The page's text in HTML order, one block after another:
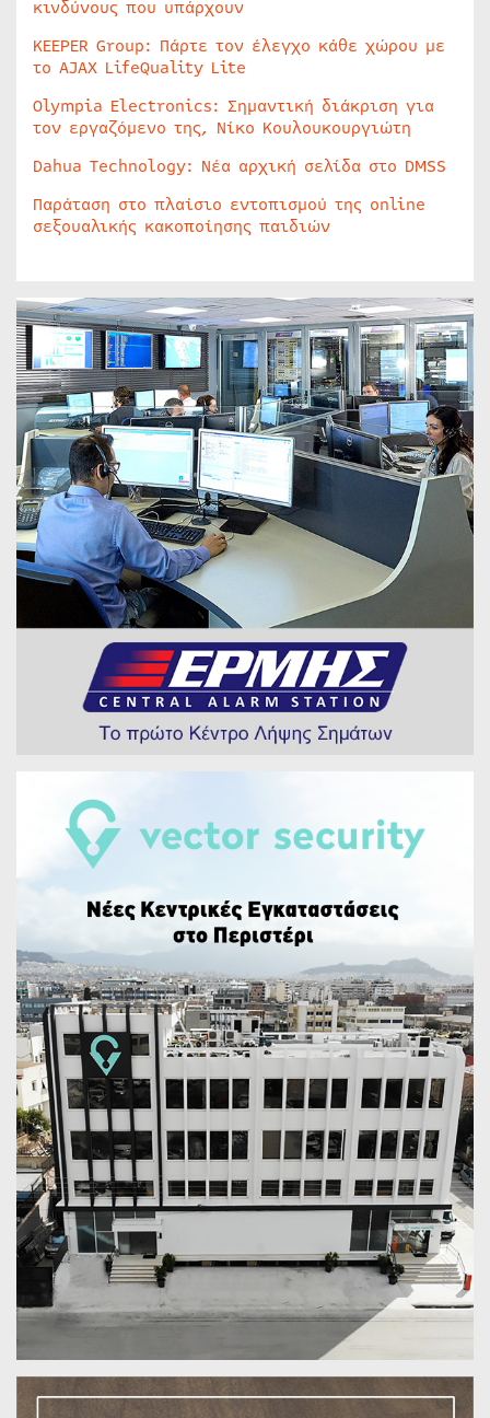
κινδύνους που υπάρχουν
KEEPER Group: Πάρτε τον έλεγχο κάθε χώρου με
το AJAX LifeQuality Lite
Olympia Electronics: Σημαντική διάκριση για
τον εργαζόμενο της, Νίκο Κουλουκουργιώτη
Dahua Technology: Νέα αρχική σελίδα στο DMSS
Παράταση στο πλαίσιο εντοπισμού της online
σεξουαλικής κακοποίησης παιδιών